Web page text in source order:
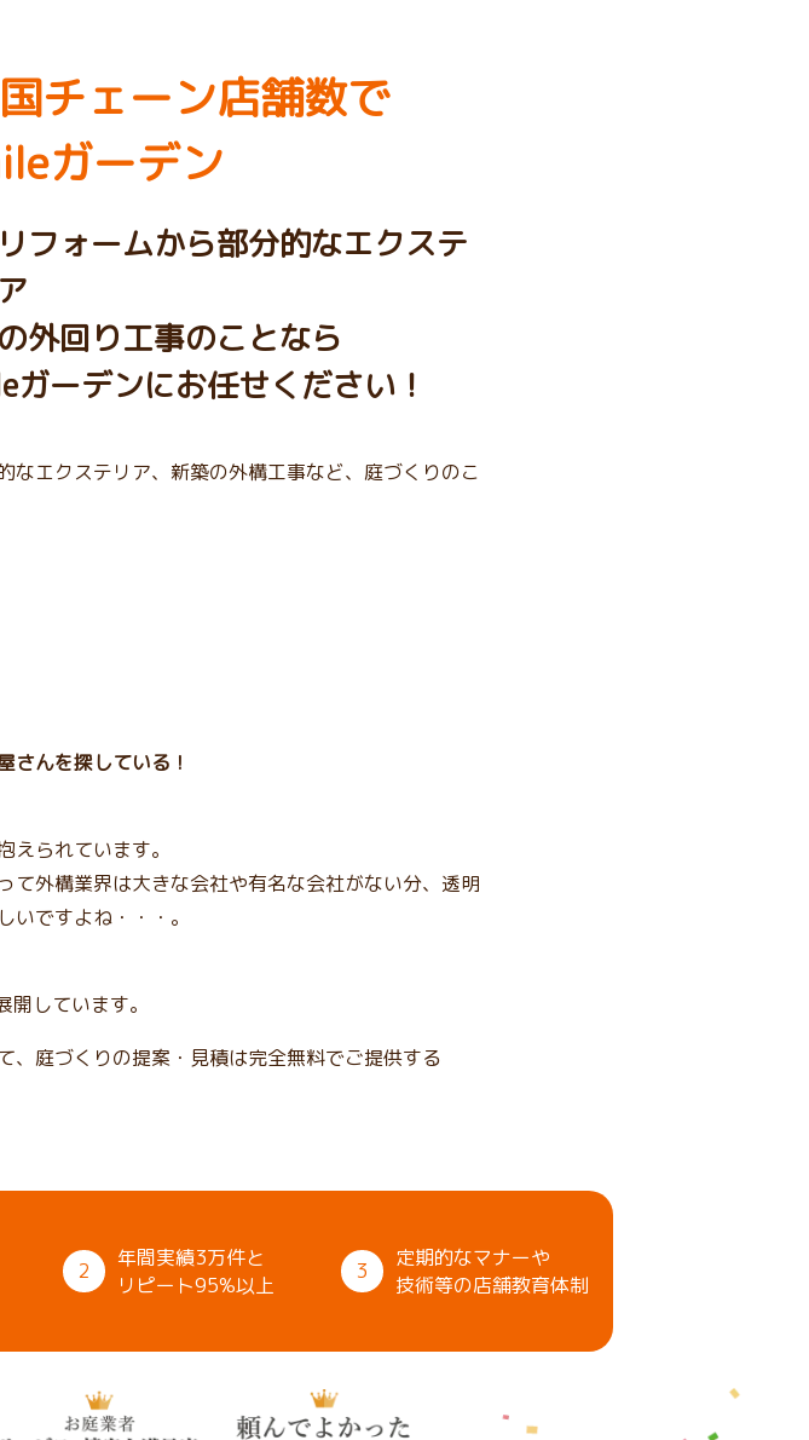
チェーン店舗数で
ガーデン
フォームから部分的なエクステ
外回り工事のことなら
ガーデンにお任せください！
エクステリア、新築の外構工事など、庭づくりのこ
さんを探している！
られています。
て外構業界は大きな会社や有名な会社がない分、透明
ですよね・・・。
しています。
、庭づくりの提案・見積は完全無料でご提供する
2
年間実績3万件と
リピート95%以上
3
定期的なマナーや
技術等の店舗教育体制